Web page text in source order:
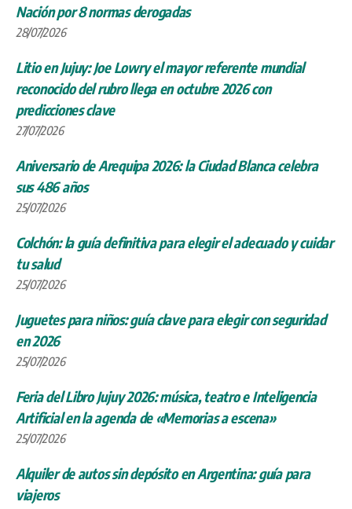
Nación por 8 normas derogadas
28/07/2026
Litio en Jujuy: Joe Lowry el mayor referente mundial
reconocido del rubro llega en octubre 2026 con
predicciones clave
27/07/2026
Aniversario de Arequipa 2026: la Ciudad Blanca celebra
sus 486 años
25/07/2026
Colchón: la guía definitiva para elegir el adecuado y cuidar
tu salud
25/07/2026
Juguetes para niños: guía clave para elegir con seguridad
en 2026
25/07/2026
Feria del Libro Jujuy 2026: música, teatro e Inteligencia
Artificial en la agenda de «Memorias a escena»
25/07/2026
Alquiler de autos sin depósito en Argentina: guía para
viajeros